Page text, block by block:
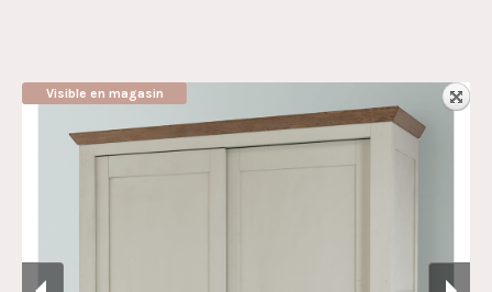
Visible en magasin